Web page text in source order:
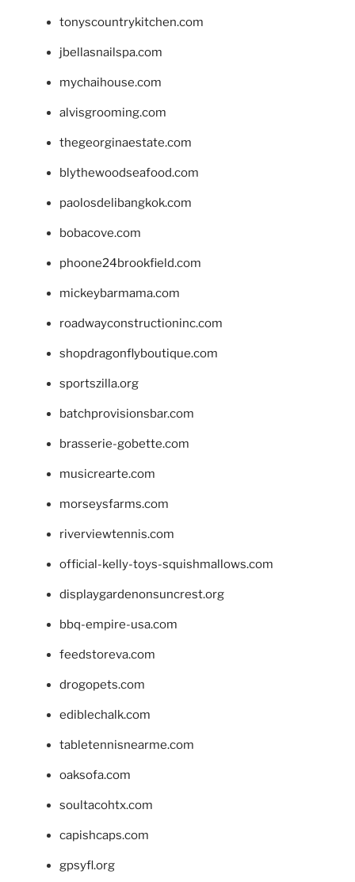
tonyscountrykitchen.com
jbellasnailspa.com
mychaihouse.com
alvisgrooming.com
thegeorginaestate.com
blythewoodseafood.com
paolosdelibangkok.com
bobacove.com
phoone24brookfield.com
mickeybarmama.com
roadwayconstructioninc.com
shopdragonflyboutique.com
sportszilla.org
batchprovisionsbar.com
brasserie-gobette.com
musicrearte.com
morseysfarms.com
riverviewtennis.com
official-kelly-toys-squishmallows.com
displaygardenonsuncrest.org
bbq-empire-usa.com
feedstoreva.com
drogopets.com
ediblechalk.com
tabletennisnearme.com
oaksofa.com
soultacohtx.com
capishcaps.com
gpsyfl.org